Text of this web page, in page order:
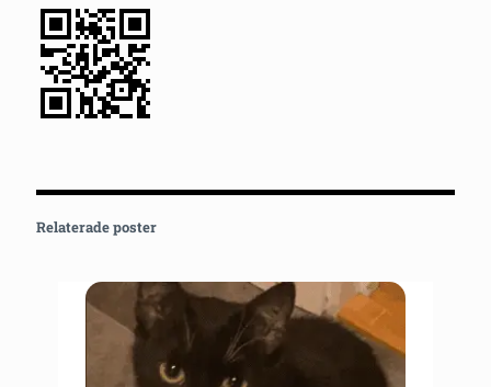
Relaterade poster